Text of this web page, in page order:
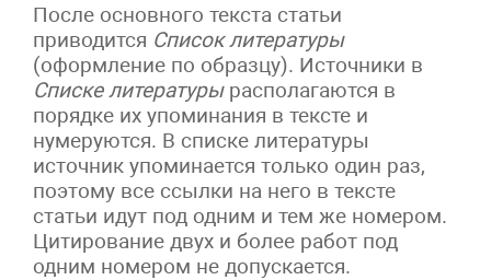
После основного текста статьи
приводится Список литературы
(оформление по образцу). Источники в
Списке литературырасполагаются в
порядке их упоминания в тексте и
нумеруются. В списке литературы
источник упоминается только один раз,
поэтому все ссылки на него в тексте
статьи идут под одним и тем же номером.
Цитирование двух и более работ под
одним номером не допускается.